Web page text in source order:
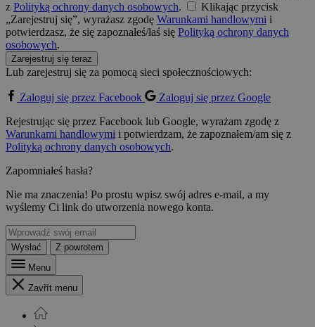
z Polityką ochrony danych osobowych.
Klikając przycisk
„Zarejestruj się”, wyrażasz zgodę Warunkami handlowymi i
potwierdzasz, że się zapoznałeś/łaś się Polityką ochrony danych
osobowych.
Zarejestruj się teraz
Lub zarejestruj się za pomocą sieci społecznościowych:
Zaloguj się przez Facebook
Zaloguj się przez Google
Rejestrując się przez Facebook lub Google, wyrażam zgodę z
Warunkami handlowymi i potwierdzam, że zapoznałem/am się z
Polityką ochrony danych osobowych.
Zapomniałeś hasła?
Nie ma znaczenia! Po prostu wpisz swój adres e-mail, a my
wyślemy Ci link do utworzenia nowego konta.
Wysłać
Z powrotem
Menu
Zavřít menu